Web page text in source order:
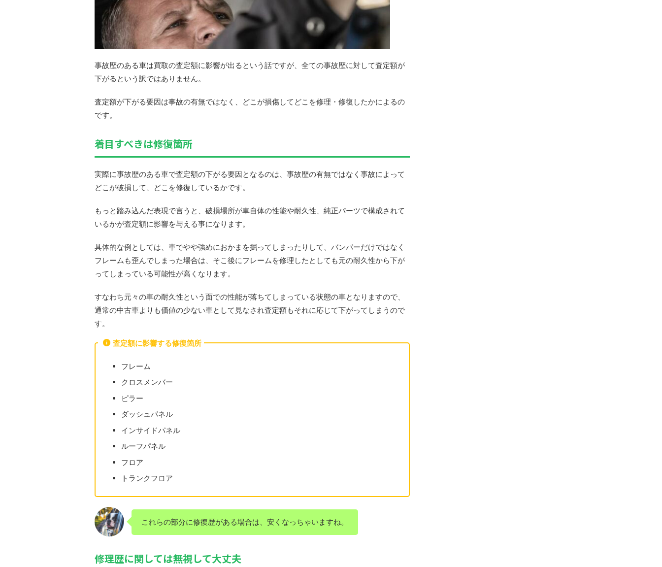
事故歴のある車は買取の査定額に影響が出るという話ですが、全ての事故歴に対して査定額が
下がるという訳ではありません。
査定額が下がる要因は事故の有無ではなく、どこが損傷してどこを修理・修復したかによるの
です。
着目すべきは修復箇所
実際に事故歴のある車で査定額の下がる要因となるのは、事故歴の有無ではなく事故によって
どこが破損して、どこを修復しているかです。
もっと踏み込んだ表現で言うと、破損場所が車自体の性能や耐久性、純正パーツで構成されて
いるかが査定額に影響を与える事になります。
具体的な例としては、車でやや強めにおかまを掘ってしまったりして、バンパーだけではなく
フレームも歪んでしまった場合は、そこ後にフレームを修理したとしても元の耐久性から下が
ってしまっている可能性が高くなります。
すなわち元々の車の耐久性という面での性能が落ちてしまっている状態の車となりますので、
通常の中古車よりも価値の少ない車として見なされ査定額もそれに応じて下がってしまうので
す。
査定額に影響する修復箇所
フレーム
クロスメンバー
ピラー
ダッシュパネル
インサイドパネル
ルーフパネル
フロア
トランクフロア
これらの部分に修復歴がある場合は、安くなっちゃいますね。
修理歴に関しては無視して大丈夫